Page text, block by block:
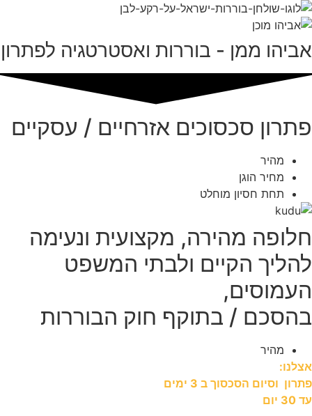
אביהו ממן - בוררות ואסטרטגיה לפתרון
פתרון סכסוכים אזרחיים / עסקיים
מהיר
מחיר הוגן
תחת חסיון מוחלט
חלופה מהירה, מקצועית ונעימה
להליך הקיים ולבתי המשפט
העמוסים,
בהסכם / בתוקף חוק הבוררות
מהיר
אצלנו:
פתרון וסיום הסכסוך ב 3 ימים
עד 30 יום